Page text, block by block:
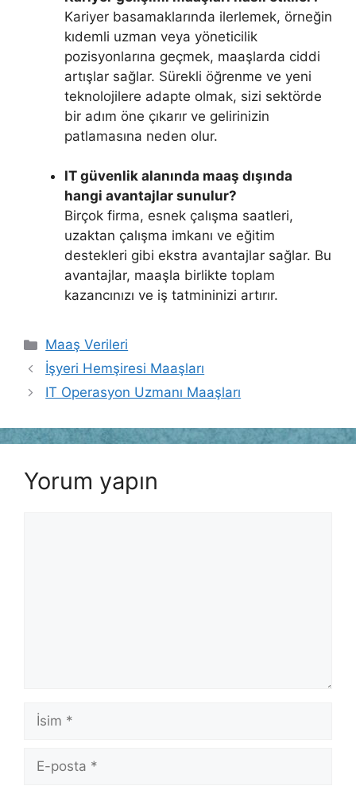
Kariyer basamaklarında ilerlemek, örneğin
kıdemli uzman veya yöneticilik
pozisyonlarına geçmek, maaşlarda ciddi
artışlar sağlar. Sürekli öğrenme ve yeni
teknolojilere adapte olmak, sizi sektörde
bir adım öne çıkarır ve gelirinizin
patlamasına neden olur.
IT güvenlik alanında maaş dışında
hangi avantajlar sunulur?
Birçok firma, esnek çalışma saatleri,
uzaktan çalışma imkanı ve eğitim
destekleri gibi ekstra avantajlar sağlar. Bu
avantajlar, maaşla birlikte toplam
kazancınızı ve iş tatmininizi artırır.
Kategoriler
Maaş Verileri
İşyeri Hemşiresi Maaşları
IT Operasyon Uzmanı Maaşları
Yorum yapın
İsim
posta